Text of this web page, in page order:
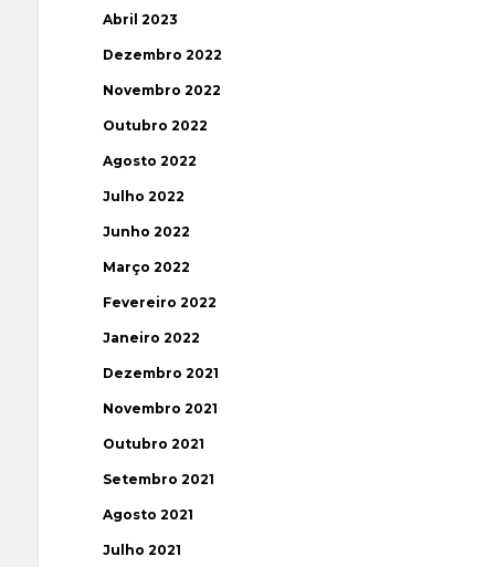
Abril 2023
Dezembro 2022
Novembro 2022
Outubro 2022
Agosto 2022
Julho 2022
Junho 2022
Março 2022
Fevereiro 2022
Janeiro 2022
Dezembro 2021
Novembro 2021
Outubro 2021
Setembro 2021
Agosto 2021
Julho 2021